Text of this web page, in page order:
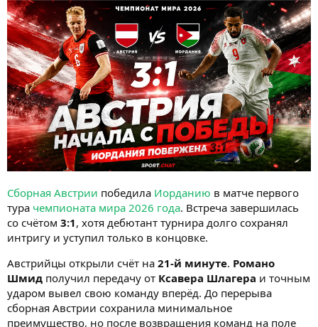
Сборная Австрии победила Иорданию в матче первого
тура чемпионата мира 2026 года. Встреча завершилась
со счётом 3:1, хотя дебютант турнира долго сохранял
интригу и уступил только в концовке.
Австрийцы открыли счёт на 21-й минуте. Романо
Шмид получил передачу от Ксавера Шлагера и точным
ударом вывел свою команду вперёд. До перерыва
сборная Австрии сохранила минимальное
преимущество, но после возвращения команд на поле